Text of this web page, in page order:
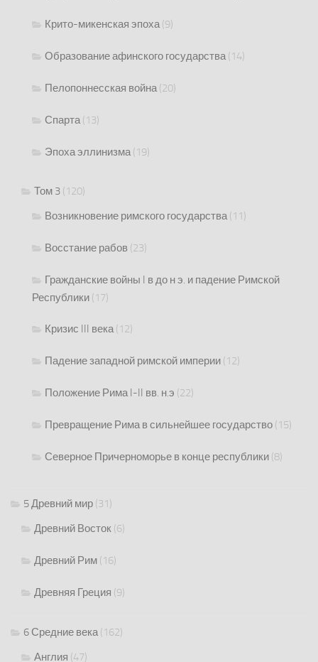
Крито-микенская эпоха(9)
Образование афинского государства(14)
Пелопоннесская война(20)
Спарта(13)
Эпоха эллинизма(19)
Том 3 (120)
Возникновение римского государства(11)
Восстание рабов (23)
Гражданские войны I в до н э. и падение Римской
Республики (17)
Кризис III века(12)
Падение западной римской империи (12)
Положение Рима I-II вв. н.э (22)
Превращение Рима в сильнейшее государство (15)
Северное Причерноморье в конце республики (8)
5 Древний мир (31)
Древний Восток (6)
Древний Рим (16)
Древняя Греция (9)
6 Средние века(162)
Англия (47)